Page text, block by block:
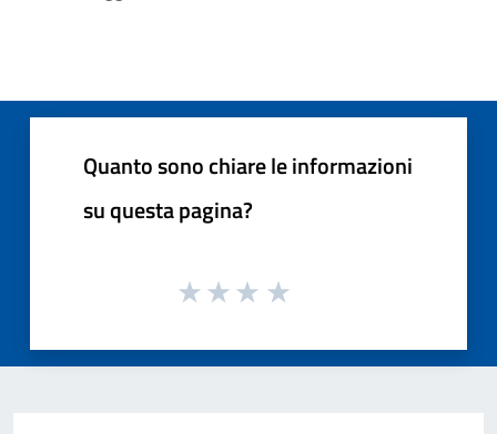
Quanto sono chiare le informazioni
su questa pagina?